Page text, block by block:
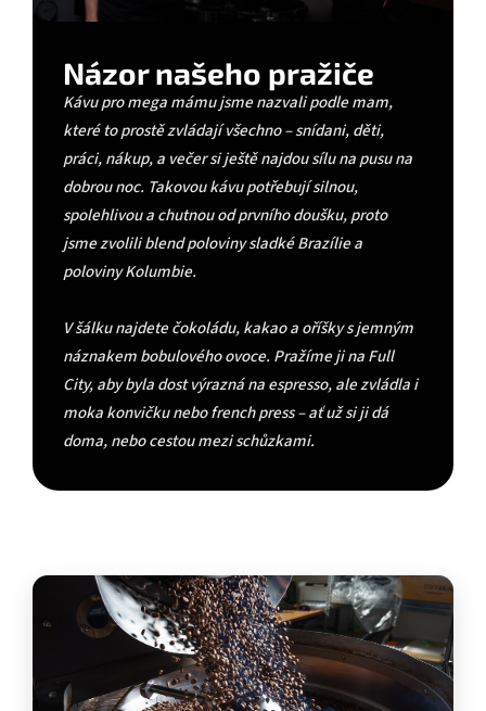
Názor našeho pražiče
Kávu pro mega mámu jsme nazvali podle mam,
které to prostě zvládají všechno – snídani, děti,
práci, nákup, a večer si ještě najdou sílu na pusu na
dobrou noc. Takovou kávu potřebují silnou,
spolehlivou a chutnou od prvního doušku, proto
jsme zvolili blend poloviny sladké Brazílie a
poloviny Kolumbie.
V šálku najdete čokoládu, kakao a oříšky s jemným
náznakem bobulového ovoce. Pražíme ji na Full
City, aby byla dost výrazná na espresso, ale zvládla i
moka konvičku nebo french press – ať už si ji dá
doma, nebo cestou mezi schůzkami.